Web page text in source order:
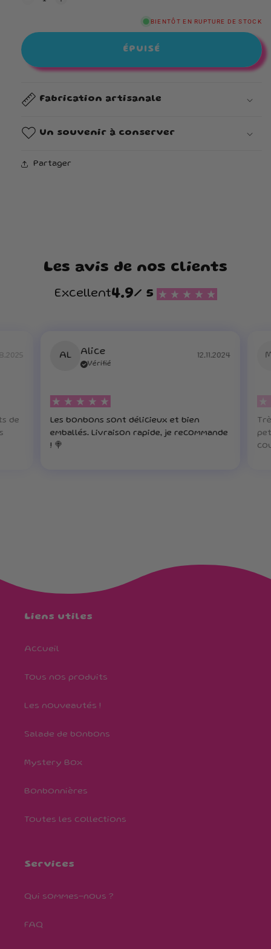
Réduire
Bonbonnière
Augmenter
BIENTÔT EN RUPTURE DE STOCK
ÉPUISÉ
Fabrication artisanale
Un souvenir à conserver
Partager
Les avis de nos clients
Excellent4.9/ 5
de
AL Alice
Vérifié
12.11.2024
Les bonbons sont délicieux et bien
emballés. Livraison rapide, je recommande
! 🍭
Liens utiles
Accueil
Tous nos produits
Les nouveautés !
Salade de bonbons
Mystery Box
Bonbonnières
Toutes les collections
Services
Qui sommes-nous ?
FAQ